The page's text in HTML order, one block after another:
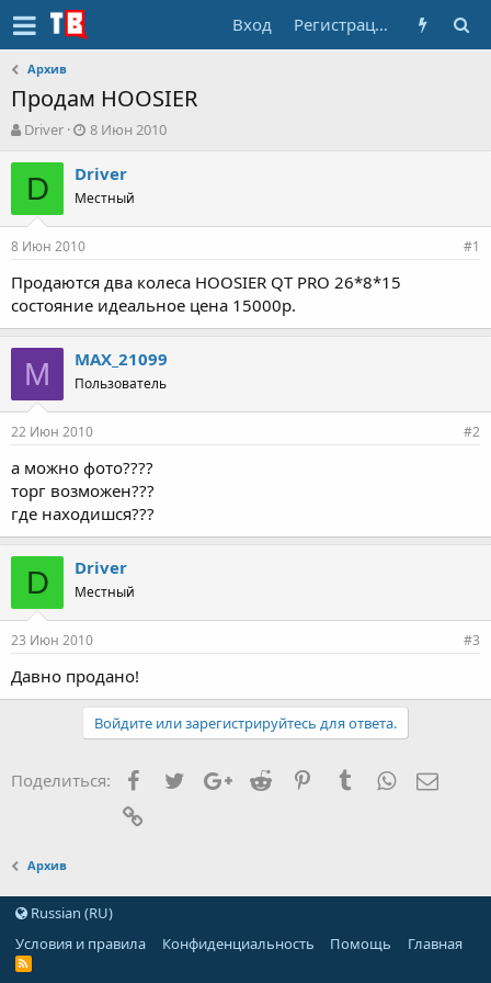
Вход Регистрация
Архив
Продам HOOSIER
А
т
т
е
ы
Driver
Д
т
н
а
л
а
8 Июн 2010
D Driver
Местный
8 Июн 2010 #1
Продаются два колеса HOOSIER QT PRO 26*8*15
состояние идеальное цена 15000р.
M MAX_21099
Пользователь
22 Июн 2010 #2
а можно фото????
торг возможен???
где находишся???
D Driver
Местный
23 Июн 2010 #3
Давно продано!
Войдите или зарегистрируйтесь для ответа.
Поделиться: FacebookTwitterGoogle+
Reddit PinterestTumblrWhatsApp
Архив
Russian (RU)
Условия и правила
Конфиденциальность Помощь Главная